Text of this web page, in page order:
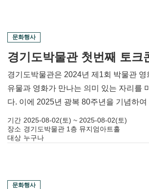
문화행사
경기도박물관은 2024년 제1회 박물관 영
유물과 영화가 만나는 의미 있는 자리를
다. 이에 2025년 광복 80주년을 기념하
함께 복원과 기록을 살펴보는 기회를 만
기간 2025-08-02(토) ~ 2025-08-02(토)
장소 경기도박물관 1층 뮤지엄아트홀
대상 누구나
문화행사